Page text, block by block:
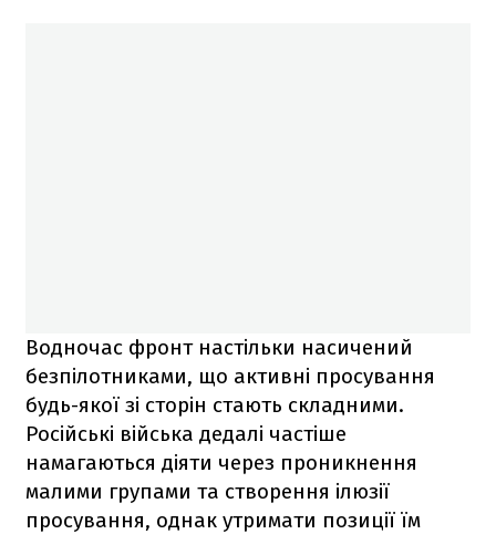
Водночас фронт настільки насичений
безпілотниками, що активні просування
будь-якої зі сторін стають складними.
Російські війська дедалі частіше
намагаються діяти через проникнення
малими групами та створення ілюзії
просування, однак утримати позиції їм